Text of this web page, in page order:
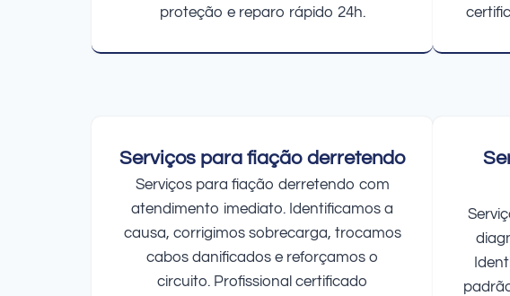
proteção e reparo rápido 24h.
Serviços para fiação derretendo
Serviços para fiação derretendo com
atendimento imediato. Identificamos a
causa, corrigimos sobrecarga, trocamos
cabos danificados e reforçamos o
circuito. Profissional certificado